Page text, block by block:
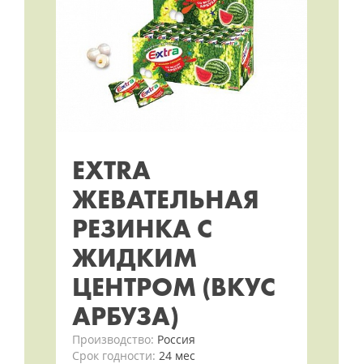
EXTRA
ЖЕВАТЕЛЬНАЯ
РЕЗИНКА С
ЖИДКИМ
ЦЕНТРОМ (ВКУС
АРБУЗА)
Производство: Россия
Срок годности: 24 мес